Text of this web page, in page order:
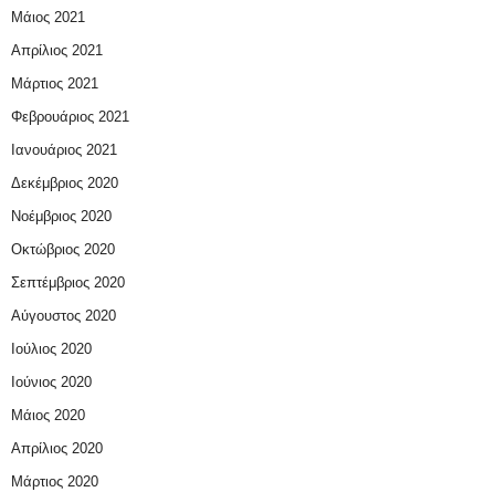
Μάιος 2021
Απρίλιος 2021
Μάρτιος 2021
Φεβρουάριος 2021
Ιανουάριος 2021
Δεκέμβριος 2020
Νοέμβριος 2020
Οκτώβριος 2020
Σεπτέμβριος 2020
Αύγουστος 2020
Ιούλιος 2020
Ιούνιος 2020
Μάιος 2020
Απρίλιος 2020
Μάρτιος 2020